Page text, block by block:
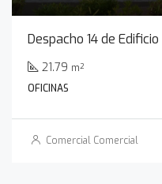
21.79 m²
OFICINAS
Comercial Comercial